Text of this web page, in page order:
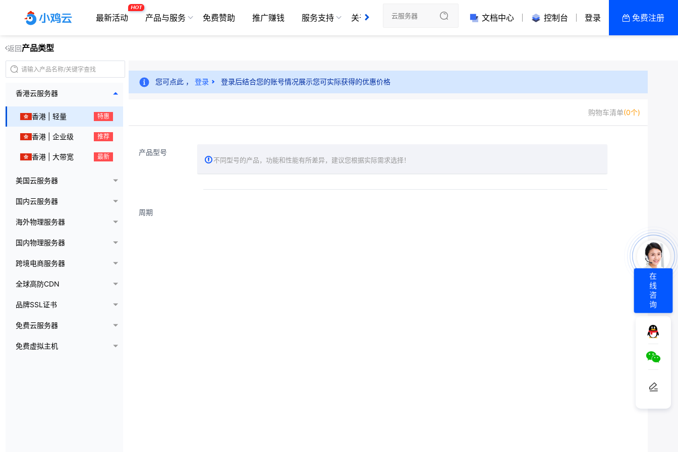
最新活动
HOT
产品与服务 免费赞助 推广赚钱 服务支持 关于我们
全部产品 新闻资讯 帮助文档
文档中心 控制台 登录 免费注册
返回产品类型
香港云服务器
香港 | 轻量 特惠
香港 | 企业级 推荐
香港 | 大带宽 最新
美国云服务器
国内云服务器
海外物理服务器
国内物理服务器
跨境电商服务器
全球高防CDN
品牌SSL证书
免费云服务器
免费虚拟主机
您可点此 ， 登录 登录后结合您的账号情况展示您可实际获得的优惠价格
购物车清单(0个)
产品型号
不同型号的产品，功能和性能有所差异，建议您根据实际需求选择！
周期
在
线
咨
询